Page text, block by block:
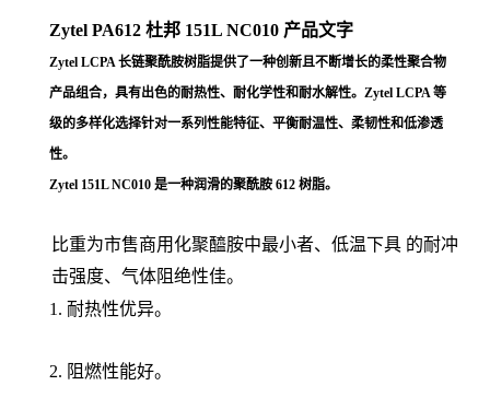
Zytel PA612 杜邦 151L NC010 产品文字
Zytel LCPA 长链聚酰胺树脂提供了一种创新且不断增长的柔性聚合物
产品组合，具有出色的耐热性、耐化学性和耐水解性。Zytel LCPA 等
级的多样化选择针对一系列性能特征、平衡耐温性、柔韧性和低渗透
性。
Zytel 151L NC010 是一种润滑的聚酰胺 612 树脂。
比重为市售商用化聚醯胺中最小者、低温下具 的耐冲
击强度、气体阻绝性佳。
1. 耐热性优异。
2. 阻燃性能好。